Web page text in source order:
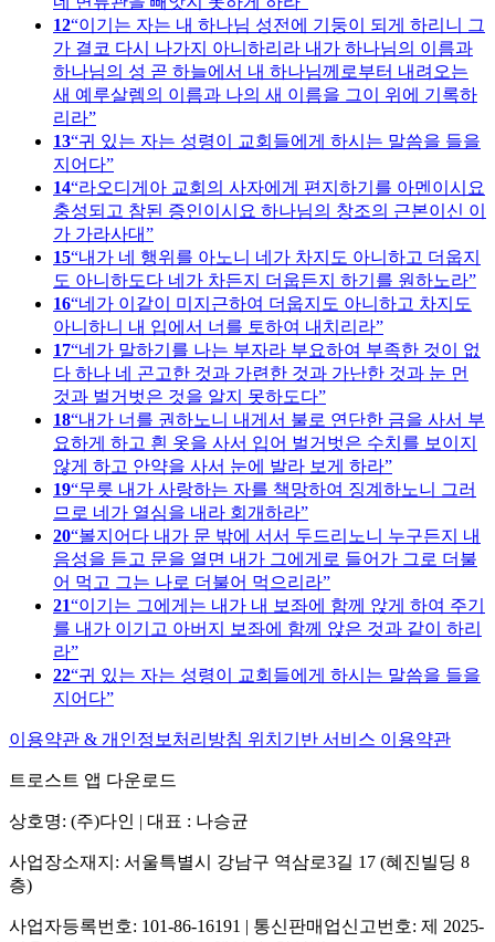
12 이기는 자는 내 하나님 성전에 기둥이 되게 하리니 그
가 결코 다시 나가지 아니하리라 내가 하나님의 이름과
하나님의 성 곧 하늘에서 내 하나님께로부터 내려오는
새 예루살렘의 이름과 나의 새 이름을 그이 위에 기록하
리라
13 귀 있는 자는 성령이 교회들에게 하시는 말씀을 들을
지어다
14 라오디게아 교회의 사자에게 편지하기를 아멘이시요
충성되고 참된 증인이시요 하나님의 창조의 근본이신 이
가 가라사대
15 내가 네 행위를 아노니 네가 차지도 아니하고 더웁지
도 아니하도다 네가 차든지 더웁든지 하기를 원하노라
16 네가 이같이 미지근하여 더웁지도 아니하고 차지도
아니하니 내 입에서 너를 토하여 내치리라
17 네가 말하기를 나는 부자라 부요하여 부족한 것이 없
다 하나 네 곤고한 것과 가련한 것과 가난한 것과 눈 먼
것과 벌거벗은 것을 알지 못하도다
18 내가 너를 권하노니 내게서 불로 연단한 금을 사서 부
요하게 하고 흰 옷을 사서 입어 벌거벗은 수치를 보이지
않게 하고 안약을 사서 눈에 발라 보게 하라
19 무릇 내가 사랑하는 자를 책망하여 징계하노니 그러
므로 네가 열심을 내라 회개하라
20 볼지어다 내가 문 밖에 서서 두드리노니 누구든지 내
음성을 듣고 문을 열면 내가 그에게로 들어가 그로 더불
어 먹고 그는 나로 더불어 먹으리라
21 이기는 그에게는 내가 내 보좌에 함께 앉게 하여 주기
를 내가 이기고 아버지 보좌에 함께 앉은 것과 같이 하리
라
22 귀 있는 자는 성령이 교회들에게 하시는 말씀을 들을
지어다
이용약관 & 개인정보처리방침 위치기반 서비스 이용약관
트로스트 앱 다운로드
상호명: (주)다인 | 대표 : 나승균
사업장소재지: 서울특별시 강남구 역삼로3길 17 (혜진빌딩 8
층)
사업자등록번호: 101-86-16191 | 통신판매업신고번호: 제 2025-